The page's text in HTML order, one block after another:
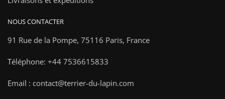
NOUS CONTACTER
91 Rue de la Pompe, 75116 Paris, France
Téléphone: +44 7536615833
Email : contact@terrier-du-lapin.com